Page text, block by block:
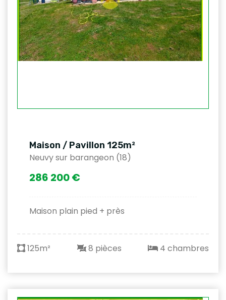
Maison / Pavillon 125m²
Neuvy sur barangeon (18)
286 200 €
Maison plain pied + près
125m² 8 pièces 4 chambres